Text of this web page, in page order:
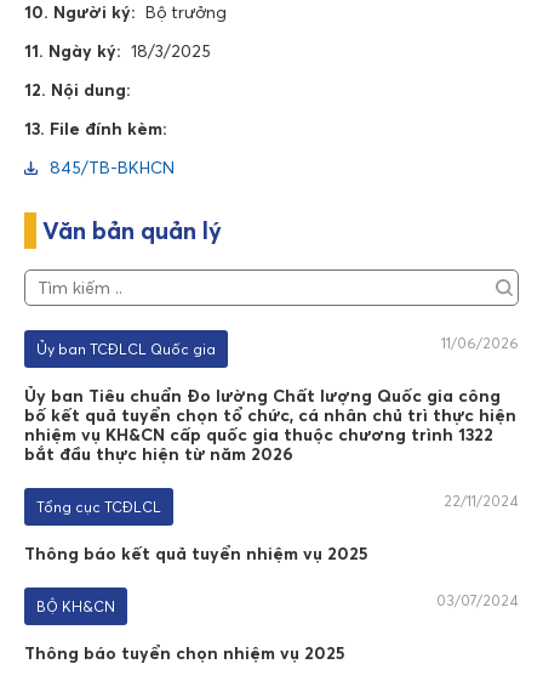
10. Người ký: Bộ trưởng
11. Ngày ký: 18/3/2025
12. Nội dung:
13. File đính kèm:
845/TB-BKHCN
Văn bản quản lý
Ủy ban TCĐLCL Quốc gia 11/06/2026
Ủy ban Tiêu chuẩn Đo lường Chất lượng Quốc gia công
bố kết quả tuyển chọn tổ chức, cá nhân chủ trì thực hiện
nhiệm vụ KH&CN cấp quốc gia thuộc chương trình 1322
bắt đầu thực hiện từ năm 2026
Tổng cục TCĐLCL 22/11/2024
Thông báo kết quả tuyển nhiệm vụ 2025
BỘ KH&CN 03/07/2024
Thông báo tuyển chọn nhiệm vụ 2025